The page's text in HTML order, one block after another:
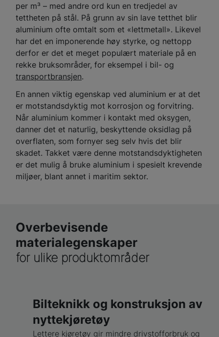
per m³ – med andre ord kun en tredjedel av
tettheten på stål. På grunn av sin lave tetthet blir
aluminium ofte omtalt som et «lettmetall». Likevel
har det en imponerende høy styrke, og nettopp
derfor er det et meget populært materiale på en
rekke bruksområder, for eksempel i bil- og
transportbransjen.
En annen viktig egenskap ved aluminium er at det
er motstandsdyktig mot korrosjon og forvitring.
Når aluminium kommer i kontakt med oksygen,
danner det et naturlig, beskyttende oksidlag på
overflaten, som fornyer seg selv hvis det blir
skadet. Takket være denne motstandsdyktigheten
er det mulig å bruke aluminium i spesielt krevende
miljøer, blant annet i maritim sektor.
Overbevisende
materialegenskaper
for ulike produktområder
Bilteknikk og konstruksjon av
nyttekjøretøy
Lettere kjøretøy gir mindre drivstofforbruk og